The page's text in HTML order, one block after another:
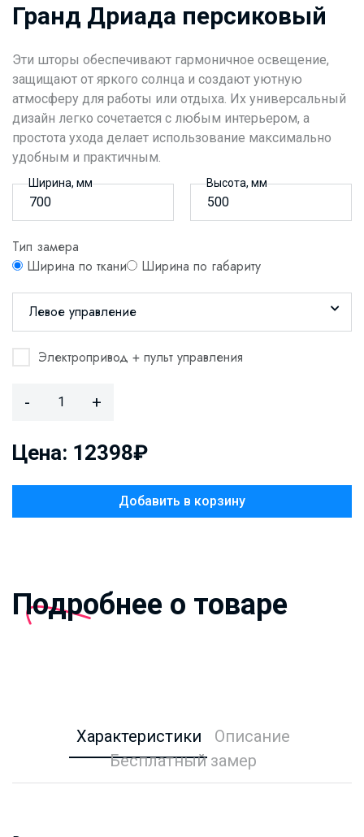
Гранд Дриада персиковый
Эти шторы обеспечивают гармоничное освещение,
защищают от яркого солнца и создают уютную
атмосферу для работы или отдыха. Их универсальный
дизайн легко сочетается с любым интерьером, а
простота ухода делает использование максимально
удобным и практичным.
Ширина, мм Высота, мм
Тип замера
Ширина по ткани
Ширина по габариту
Левое управление
Электропривод + пульт управления
- +
Цена: 12398₽
Добавить в корзину
Подробнее о товаре
Характеристики
Описание
Бесплатный замер